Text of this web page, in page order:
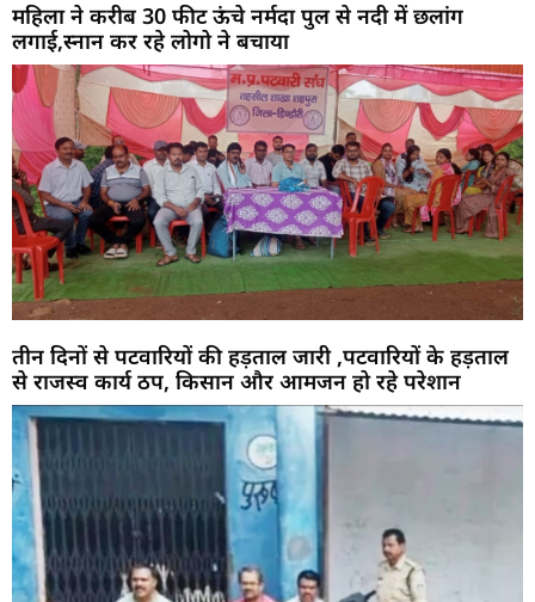
महिला ने करीब 30 फीट ऊंचे नर्मदा पुल से नदी में छलांग
लगाई,स्नान कर रहे लोगो ने बचाया
तीन दिनों से पटवारियों की हड़ताल जारी ,पटवारियों के हड़ताल
से राजस्व कार्य ठप, किसान और आमजन हो रहे परेशान